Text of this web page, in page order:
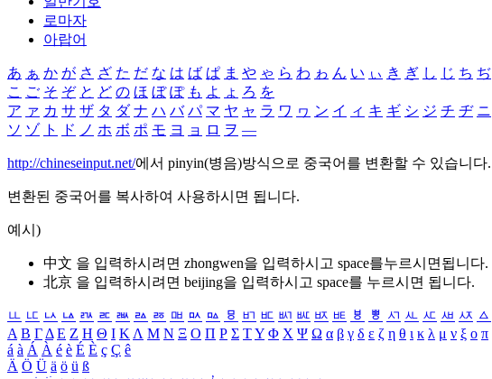
로마자
아랍어
あ ぁ か が さ ざ た だ な は ば ぱ ま や ゃ ら わ ゎ ん い ぃ き ぎ し じ ち ぢ
こ ご そ ぞ と ど の ほ ぼ ぽ も よ ょ ろ を
ア ァ カ サ ザ タ ダ ナ ハ バ パ マ ヤ ャ ラ ワ ヮ ン イ ィ キ ギ シ ジ チ ヂ ニ
ソ ゾ ト ド ノ ホ ボ ポ モ ヨ ョ ロ ヲ ―
http://chineseinput.net/에서 pinyin(병음)방식으로 중국어를 변환할 수 있습니다.
변환된 중국어를 복사하여 사용하시면 됩니다.
예시)
中文 을 입력하시려면 zhongwen을 입력하시고 space를누르시면됩니다.
北京 을 입력하시려면 beijing을 입력하시고 space를 누르시면 됩니다.
ㅥ ㅦ ㅧ ㅨ ㅩ ㅪ ㅫ ㅬ ㅭ ㅮ ㅯ ㅰ ㅱ ㅲ ㅳ ㅴ ㅵ ㅶ ㅷ ㅸ ㅹ ㅺ ㅻ ㅼ ㅽ ㅾ ㅿ
Α Β ΓΔ Ε Ζ Η Θ Ι ΚΛ Μ Ν Ξ Ο Π Ρ Σ ΤΥ Φ Χ Ψ Ω α β γ δ ε ζ η θ ι κ λ μ ν ξ ο π
á à Á À é è É È ç Ç ê
Ä Ö Ü ä ö ü ß